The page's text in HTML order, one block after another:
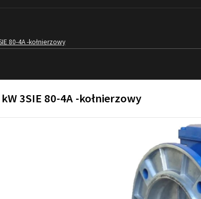
80-4A -kołnierzowy
3SIE 80-4A -kołnierzowy